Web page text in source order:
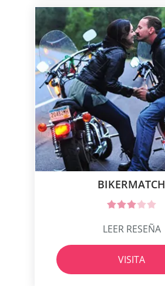
BIKERMATCH
LEER RESEÑA
VISITA